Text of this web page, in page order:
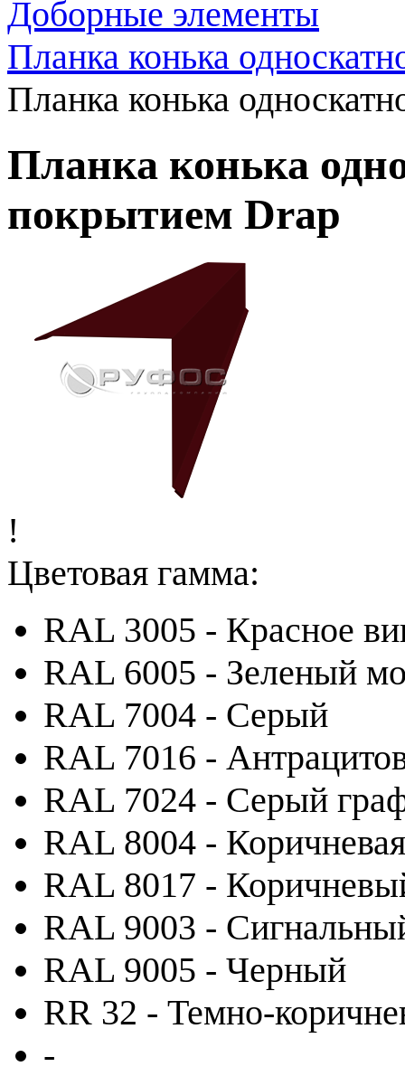
Доборные элементы
Планка конька
Планка конька
Планка конька
покрытием Drap
!
Цветовая гамма:
RAL 3005 - Красное
RAL 6005 - Зеленый
RAL 7004 - Серый
RAL 7016 -
RAL 7024 - Серый
RAL 8004 -
RAL 8017 -
RAL 9003 -
RAL 9005 - Черный
RR 32 - Темно-
-